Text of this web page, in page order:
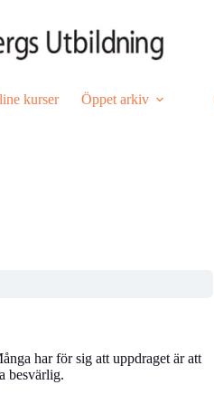
kurser Öppet arkiv
har för sig att uppdraget är att
besvärlig.